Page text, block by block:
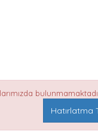
Hatırlatma